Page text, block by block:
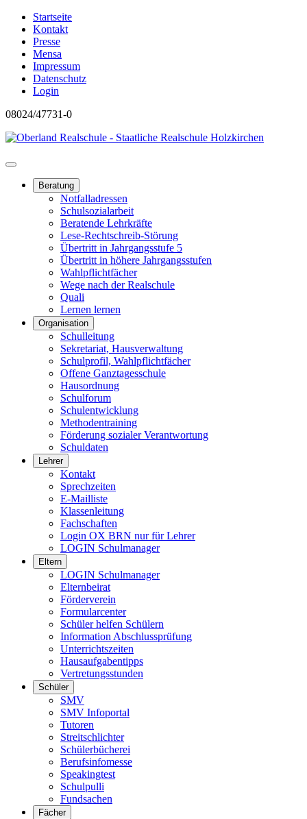
Startseite
Kontakt
Presse
Mensa
Impressum
Datenschutz
Login
08024/47731-0
Beratung
Notfalladressen
Schulsozialarbeit
Beratende Lehrkräfte
Lese-Rechtschreib-Störung
Übertritt in Jahrgangsstufe 5
Übertritt in höhere Jahrgangsstufen
Wahlpflichtfächer
Wege nach der Realschule
Quali
Lernen lernen
Organisation
Schulleitung
Sekretariat, Hausverwaltung
Schulprofil, Wahlpflichtfächer
Offene Ganztagesschule
Hausordnung
Schulforum
Schulentwicklung
Methodentraining
Förderung sozialer Verantwortung
Schuldaten
Lehrer
Kontakt
Sprechzeiten
E-Mailliste
Klassenleitung
Fachschaften
Login OX BRN nur für Lehrer
LOGIN Schulmanager
Eltern
LOGIN Schulmanager
Elternbeirat
Förderverein
Formularcenter
Schüler helfen Schülern
Information Abschlussprüfung
Unterrichtszeiten
Hausaufgabentipps
Vertretungsstunden
Schüler
SMV
SMV Infoportal
Tutoren
Streitschlichter
Schülerbücherei
Berufsinfomesse
Speakingtest
Schulpulli
Fundsachen
Fächer